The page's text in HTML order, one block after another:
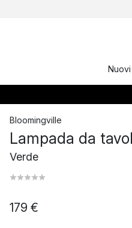
Bloomingville
Lampada da
Verde
179 €